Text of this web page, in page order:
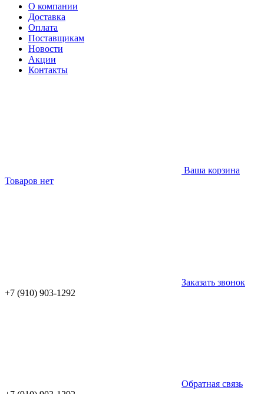
О компании
Доставка
Оплата
Поставщикам
Новости
Акции
Контакты
Ваша корзина
Товаров нет
Заказать звонок
+7 (910) 903-1292
Обратная связь